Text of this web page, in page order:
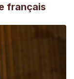
français